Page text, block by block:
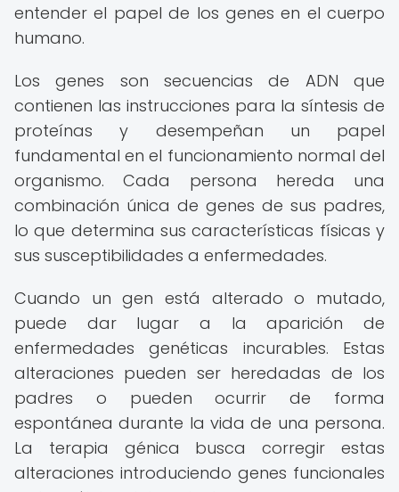
entender el papel de los genes en el cuerpo
humano.
Los genes son secuencias de ADN que
contienen las instrucciones para la síntesis de
proteínas y desempeñan un papel
fundamental en el funcionamiento normal del
organismo. Cada persona hereda una
combinación única de genes de sus padres,
lo que determina sus características físicas y
sus susceptibilidades a enfermedades.
Cuando un gen está alterado o mutado,
puede dar lugar a la aparición de
enfermedades genéticas incurables. Estas
alteraciones pueden ser heredadas de los
padres o pueden ocurrir de forma
espontánea durante la vida de una persona.
La terapia génica busca corregir estas
alteraciones introduciendo genes funcionales